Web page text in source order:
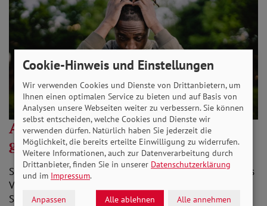
Antrag bei falscher Behörde
gestellt: Was jetzt?
Sie haben Ihren Antrag auf Erwerbsminderungsrente aus
Versehen bei der Krankenkasse gestellt? Oder den zum
Schwerbehindertenausweis bei der…
Cookie-Hinweis und Einstellungen
Wir verwenden Cookies und Dienste von Drittanbietern, um
Ihnen einen optimalen Service zu bieten und auf Basis von
Analysen unsere Webseiten weiter zu verbessern. Sie können
selbst entscheiden, welche Cookies und Dienste wir
verwenden dürfen. Natürlich haben Sie jederzeit die
Möglichkeit, die bereits erteilte Einwilligung zu widerrufen.
Weitere Informationen, auch zur Datenverarbeitung durch
Drittanbieter, finden Sie in unserer Datenschutzerklärung
und im Impressum.
Anpassen Alle ablehnen Alle annehmen